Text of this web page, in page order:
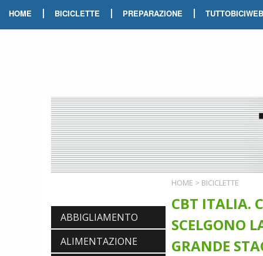
HOME | BICICLETTE | PREPARAZIONE | TUTTOBICIWEB
ABBIGLIAMENTO
ALIMENTAZIONE
HOME > BICICLETTE
CBT ITALIA.
SCELGONO
GRANDE